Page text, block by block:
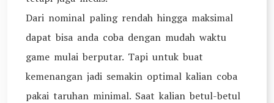
Dari nominal paling rendah hingga maksimal
dapat bisa anda coba dengan mudah waktu
game mulai berputar. Tapi untuk buat
kemenangan jadi semakin optimal kalian coba
pakai taruhan minimal. Saat kalian betul-betul